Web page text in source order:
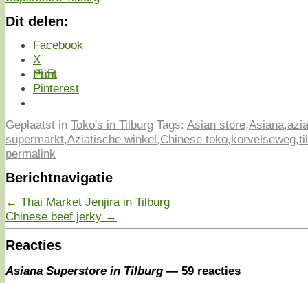
Dit delen:
Facebook
X
Print
Pinterest
Geplaatst in Toko's in Tilburg Tags: Asian store,Asiana,
supermarkt,Aziatische winkel,Chinese toko,korvelseweg,
permalink
Berichtnavigatie
← Thai Market Jenjira in Tilburg
Chinese beef jerky →
Reacties
Asiana Superstore in Tilburg — 59 reacties